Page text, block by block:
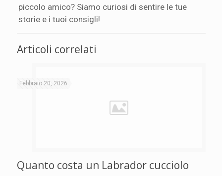
piccolo amico? Siamo curiosi di sentire le tue
storie e i tuoi consigli!
Articoli correlati
Febbraio 20, 2026
Quanto costa un Labrador cucciolo